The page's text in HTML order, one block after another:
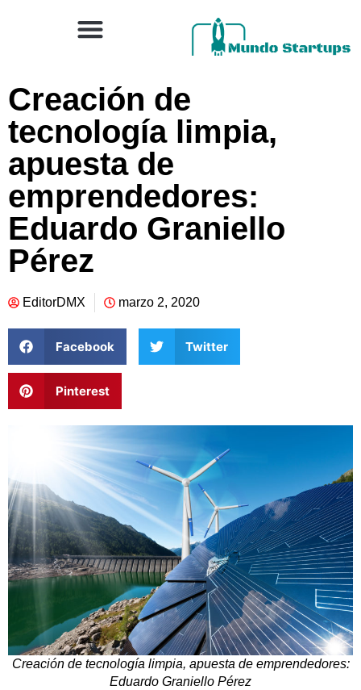
Creación de
tecnología limpia,
apuesta de
emprendedores:
Eduardo Graniello
Pérez
EditorDMX marzo 2, 2020
Facebook Twitter
Pinterest
Creación de tecnología limpia, apuesta de emprendedores:
Eduardo Graniello Pérez